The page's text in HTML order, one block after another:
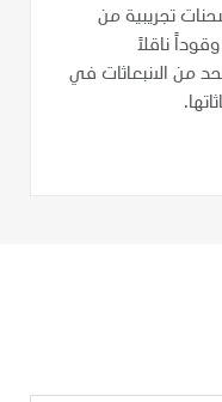
تجريبية من
ناقلاً
من الانبعاثات في